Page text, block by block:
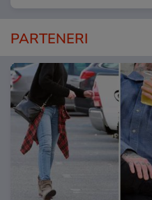
PARTENERI